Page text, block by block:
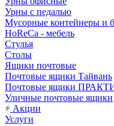
Урны с педалью
Мусорные контейнеры и
HoReCa - мебель
Стулья
Столы
Ящики почтовые
Почтовые ящики Тайвань
Почтовые ящики
Уличные почтовые ящики
Акции
Услуги